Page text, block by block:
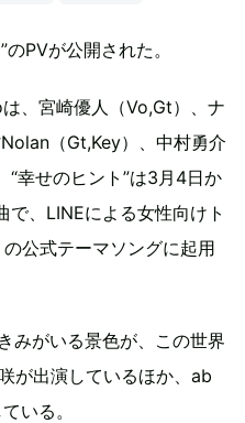
PVが公開された。
、宮崎優人（Vo,Gt）、ナ
（Gt,Key）、中村勇介
“幸せのヒント”は3月4日か
で、LINEによる女性向けト
公式テーマソングに起用
みがいる景色が、この世界
が出演しているほか、ab
いる。